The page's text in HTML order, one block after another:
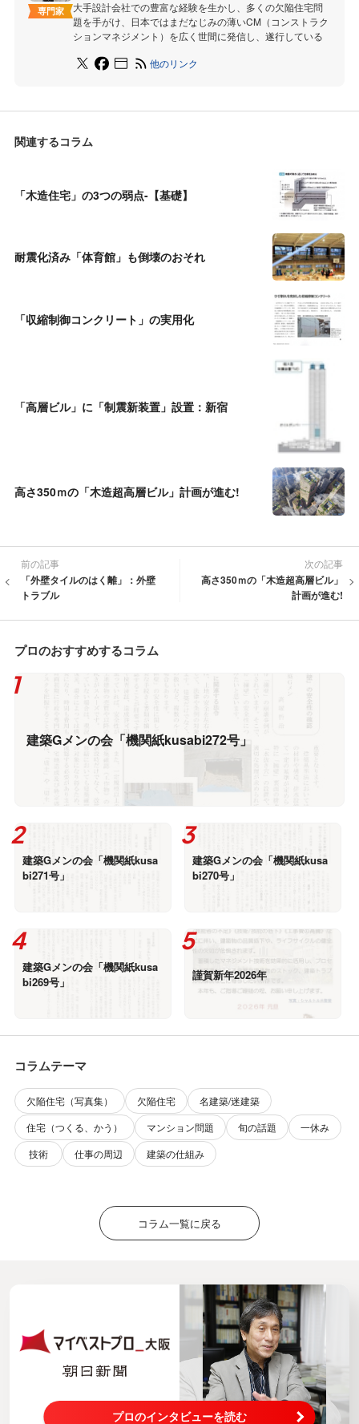
専門家
大手設計会社での豊富な経験を生かし、多くの欠陥住宅問
題を手がけ、日本ではまだなじみの薄いCM（コンストラク
ションマネジメント）を広く世間に発信し、遂行している
他のリンク
関連するコラム
「木造住宅」の3つの弱点-【基礎】
耐震化済み「体育館」も倒壊のおそれ
「収縮制御コンクリート」の実用化
「高層ビル」に「制震新装置」設置：新宿
高さ350ｍの「木造超高層ビル」計画が進む!
前の記事
「外壁タイルのはく離」：外壁
トラブル
次の記事
高さ350ｍの「木造超高層ビル」
計画が進む!
プロのおすすめするコラム
建築Gメンの会「機関紙kusabi272号」
建築Gメンの会「機関紙kusa
bi271号」
建築Gメンの会「機関紙kusa
bi270号」
建築Gメンの会「機関紙kusa
bi269号」
謹賀新年2026年
コラムテーマ
欠陥住宅（写真集） 欠陥住宅
名建築/迷建築
住宅（つくる、かう）
マンション問題 旬の話題
一休み
技術
仕事の周辺 建築の仕組み
コラム一覧に戻る
プロのインタビューを読む